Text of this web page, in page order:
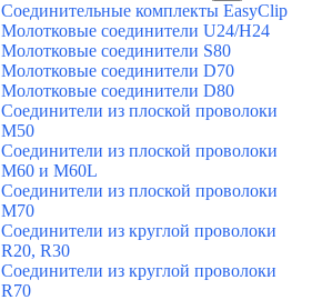
Соединительные комплекты EasyClip
Молотковые соединители U24/H24
Молотковые соединители S80
Молотковые соединители D70
Молотковые соединители D80
Соединители из плоской проволоки
M50
Соединители из плоской проволоки
M60 и M60L
Соединители из плоской проволоки
M70
Соединители из круглой проволоки
R20, R30
Соединители из круглой проволоки
R70